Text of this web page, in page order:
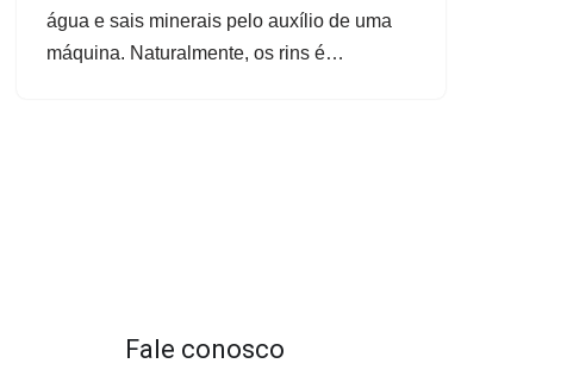
água e sais minerais pelo auxílio de uma
máquina. Naturalmente, os rins é…
Fale conosco